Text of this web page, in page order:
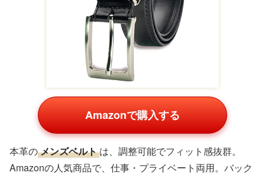
Amazonで購入する
上質レザーの二つ折り財布は、カードポケット多めで機
能的。ビジネスパーソンに支持され、楽天ランキング常
連。色バリエーション豊富で、夫のスーツに合わせやすい